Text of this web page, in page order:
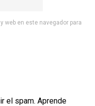
web en este navegador para
el spam. Aprende